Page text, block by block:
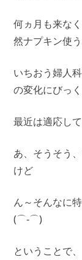
何ヵ月も来な
然ナプキン使
いちおう婦人
の変化にびっ
最近は適応し
あ、そうそう
けど
ん～そんなに
(⌒‐⌒)
ということで